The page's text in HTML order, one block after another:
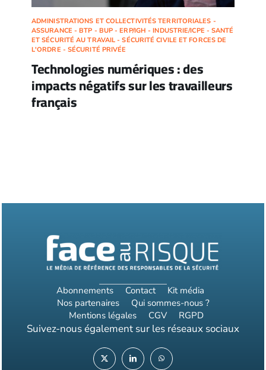
ADMINISTRATIONS ET COLLECTIVITÉS TERRITORIALES -
ASSURANCE - BTP - BUP - ERP/IGH - INDUSTRIE/ICPE - SANTÉ
ET SÉCURITÉ AU TRAVAIL - SÉCURITÉ CIVILE ET FORCES DE
L'ORDRE - SÉCURITÉ PRIVÉE
Technologies numériques : des
impacts négatifs sur les travailleurs
français
Abonnements Contact
Kit média
Nos partenaires
Qui sommes-nous ?
Mentions légales
CGV RGPD
Suivez-nous également sur les réseaux sociaux